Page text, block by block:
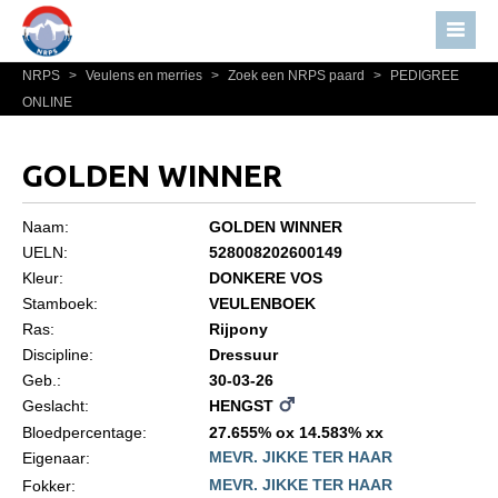
Home
Nieuws
Bestuur NRPS
Statuten en reglementen
Algemeen
NRPS > Veulens en merries > Zoek een NRPS paard >
PEDIGREE
ONLINE
GOLDEN WINNER
Naam:
GOLDEN WINNER
UELN:
528008202600149
Kleur:
DONKERE VOS
Stamboek:
VEULENBOEK
Ras:
Rijpony
Discipline:
Dressuur
Geb.:
30-03-26
Geslacht:
HENGST
Bloedpercentage:
27.655% ox 14.583% xx
Eigenaar:
MEVR. JIKKE TER HAAR
Fokker:
MEVR. JIKKE TER HAAR